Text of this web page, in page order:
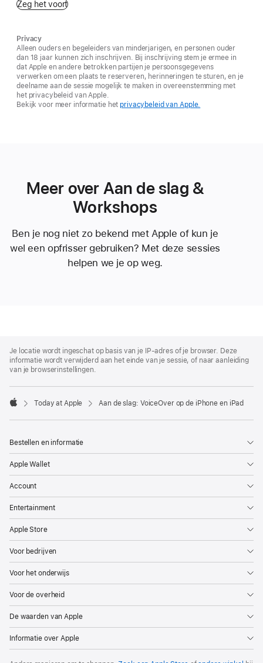
Zeg het voort
Privacy
Alleen ouders en begeleiders van minderjarigen, en personen ouder
dan 18 jaar kunnen zich inschrijven. Bij inschrijving stem je ermee in
dat Apple en andere betrokken partijen je persoonsgegevens
verwerken om een plaats te reserveren, herinneringen te sturen, en je
deelname aan de sessie mogelijk te maken in overeenstemming met
het privacybeleid van Apple.
Bekijk voor meer informatie het privacybeleid van Apple.
Meer over Aan de slag &
Workshops
Ben je nog niet zo bekend met Apple of kun je
wel een opfrisser gebruiken? Met deze sessies
helpen we je op weg.
Footer
Je locatie wordt ingeschat op basis van je IP-adres of je browser. Deze
informatie wordt verwijderd aan het einde van je sessie, of naar aanleiding
van je browserinstellingen.
Today at Apple Aan de slag: VoiceOver op de iPhone en iPad
Bestellen en informatie
Apple Wallet
Account
Entertainment
Apple Store
Voor bedrijven
Voor het onderwijs
Voor de overheid
De waarden van Apple
Informatie over Apple